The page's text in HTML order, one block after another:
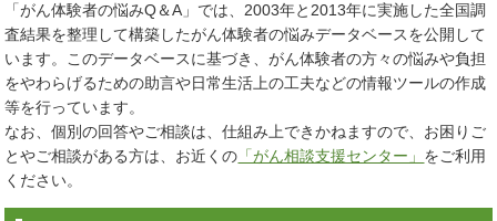
「がん体験者の悩みQ＆A」では、2003年と2013年に実施した全国調
査結果を整理して構築したがん体験者の悩みデータベースを公開して
います。このデータベースに基づき、がん体験者の方々の悩みや負担
をやわらげるための助言や日常生活上の工夫などの情報ツールの作成
等を行っています。
なお、個別の回答やご相談は、仕組み上できかねますので、お困りご
とやご相談がある方は、お近くの 「がん相談支援センター」 をご利用
ください。